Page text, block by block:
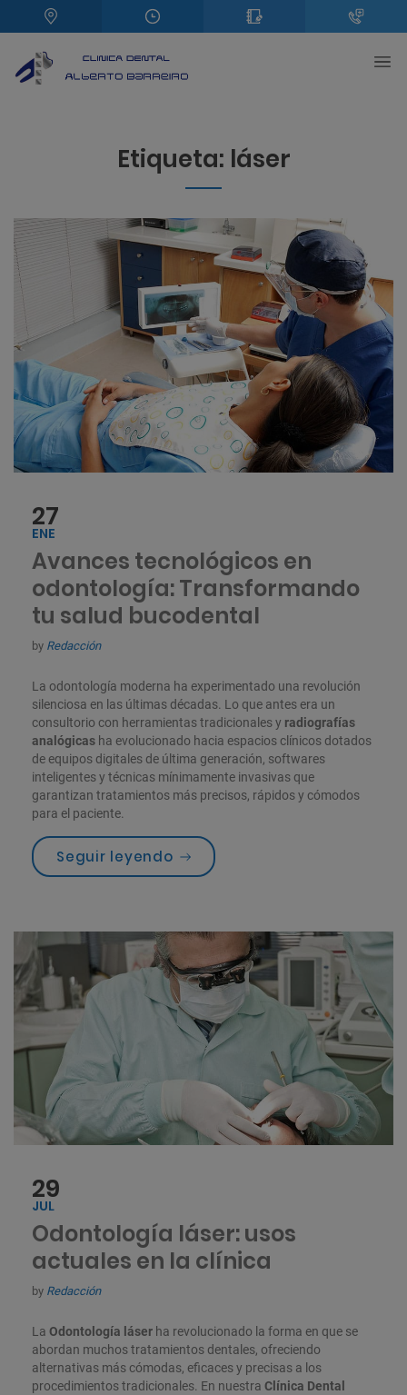
Etiqueta: láser
27
ENE
Avances tecnológicos en
odontología: Transformando
tu salud bucodental
by Redacción
La odontología moderna ha experimentado una revolución
silenciosa en las últimas décadas. Lo que antes era un
consultorio con herramientas tradicionales y radiografías
analógicas ha evolucionado hacia espacios clínicos dotados
de equipos digitales de última generación, softwares
inteligentes y técnicas mínimamente invasivas que
garantizan tratamientos más precisos, rápidos y cómodos
para el paciente.
Seguir leyendo«Avances tecnológicos en
29
JUL
Odontología láser: usos
actuales en la clínica
by Redacción
La Odontología láser ha revolucionado la forma en que se
abordan muchos tratamientos dentales, ofreciendo
alternativas más cómodas, eficaces y precisas a los
procedimientos tradicionales. En nuestra Clínica Dental